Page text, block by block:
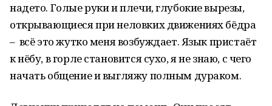
надето. Голые руки и плечи, глубокие вырезы,
открывающиеся при неловких движениях бёдра
– всё это жутко меня возбуждает. Язык пристаёт
к нёбу, в горле становится сухо, я не знаю, с чего
начать общение и выгляжу полным дураком.